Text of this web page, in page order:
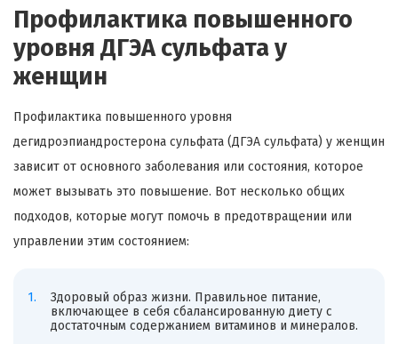
Профилактика повышенного
уровня ДГЭА сульфата у
женщин
Профилактика повышенного уровня
дегидроэпиандростерона сульфата (ДГЭА сульфата) у женщин
зависит от основного заболевания или состояния, которое
может вызывать это повышение. Вот несколько общих
подходов, которые могут помочь в предотвращении или
управлении этим состоянием:
Здоровый образ жизни. Правильное питание,
включающее в себя сбалансированную диету с
достаточным содержанием витаминов и минералов.